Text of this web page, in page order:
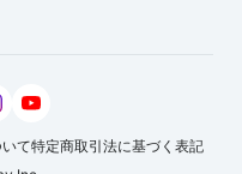
て特定商取引法に基づく表記